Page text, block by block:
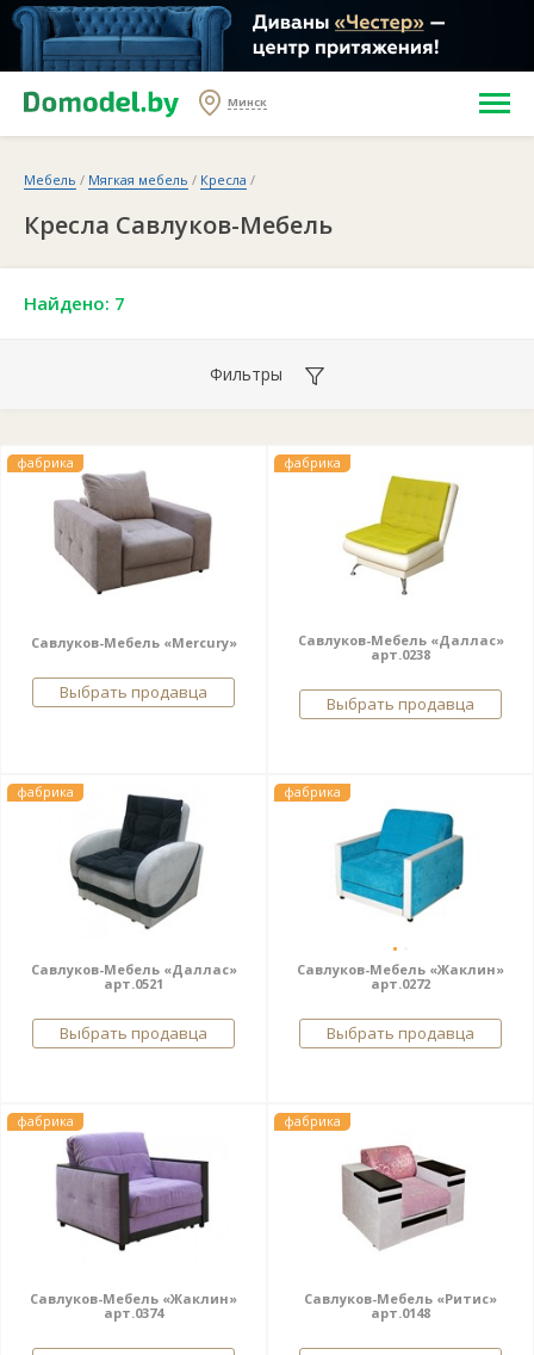
Минск
Мебель / Мягкая мебель / Кресла /
Кресла Савлуков-Мебель
Найдено: 7
Фильтры
фабрика
Савлуков-Мебель «Mercury»
Выбрать продавца
фабрика
Савлуков-Мебель «Даллас»
арт.0238
Выбрать продавца
фабрика
Савлуков-Мебель «Даллас»
арт.0521
Выбрать продавца
фабрика
Савлуков-Мебель «Жаклин»
арт.0272
Выбрать продавца
фабрика
Савлуков-Мебель «Жаклин»
арт.0374
фабрика
Савлуков-Мебель «Ритис»
арт.0148